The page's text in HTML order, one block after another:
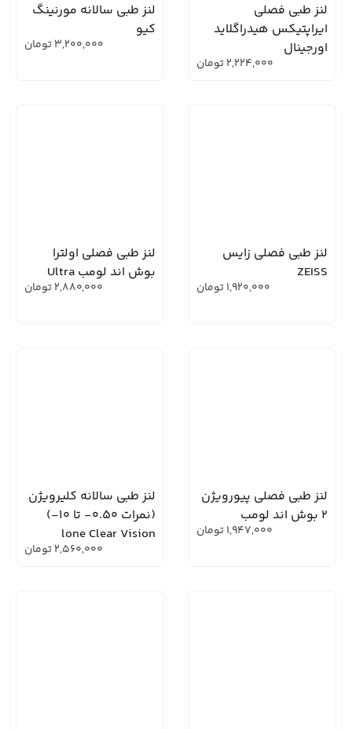
لنز طبی فصلی
ایراپتیکس هیدراگلاید
اورجینال
2,224,000تومان
لنز طبی سالانه مورنینگ
کیو
3,200,000تومان
لنز طبی فصلی زایس
ZEISS
1,920,000تومان
لنز طبی فصلی اولترا
بوش اند لومب Ultra
2,880,000تومان
لنز طبی فصلی پیورویژن
2 بوش اند لومب
1,947,000تومان
لنز طبی سالانه کلیرویژن
(نمرات 0.50- تا 10-)
lone Clear Vision
2,560,000تومان